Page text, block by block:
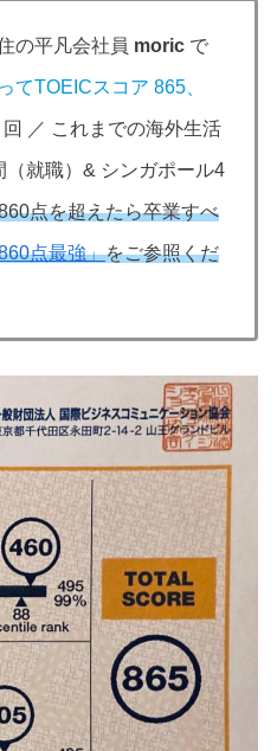
の平凡会社員 moric で
てTOEICスコア 865、
回 ／ これまでの海外生活
就職）& シンガポール4
点を超えたら卒業すべ
点最強」をご参照くだ